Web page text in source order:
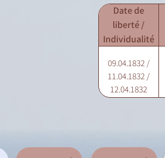
Date de
liberté /
Individualité
09.04.1832 /
11.04.1832 /
12.04.1832